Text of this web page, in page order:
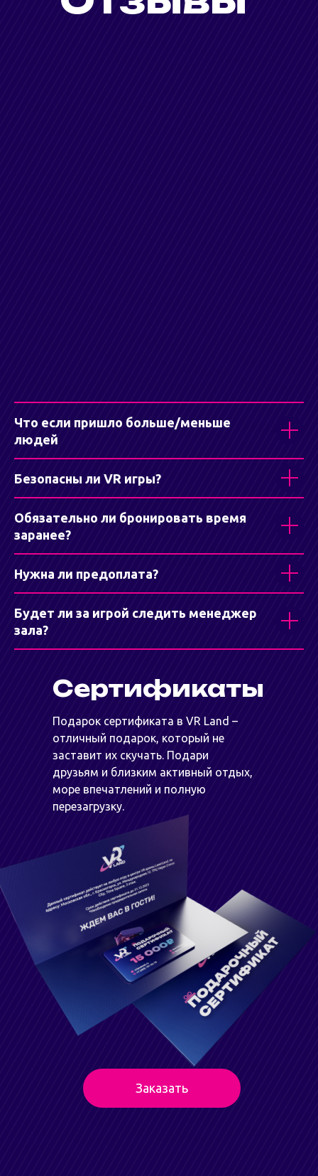
Что если пришло больше/меньше
людей
Безопасны ли VR игры?
Обязательно ли бронировать время
заранее?
Нужна ли предоплата?
Будет ли за игрой следить менеджер
зала?
Сертификаты
Подарок сертификата в VR Land –
отличный подарок, который не
заставит их скучать. Подари
друзьям и близким активный отдых,
море впечатлений и полную
перезагрузку.
Заказать